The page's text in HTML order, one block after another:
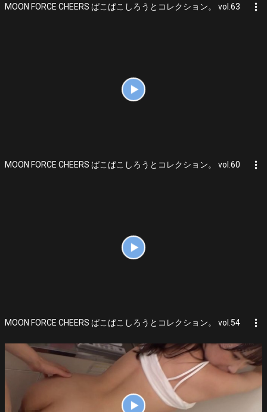
MOON FORCE CHEERS ぱこぱこしろうとコレクション。 vol.63 more_vert
MOON FORCE CHEERS ぱこぱこしろうとコレクション。 vol.60 more_vert
MOON FORCE CHEERS ぱこぱこしろうとコレクション。 vol.54 more_vert